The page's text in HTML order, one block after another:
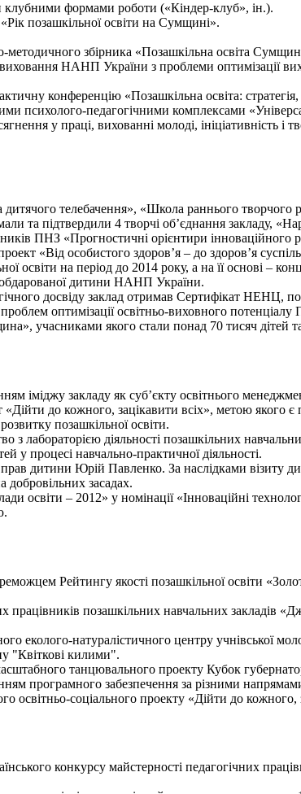
формами роботи («Кіндер-клуб», ін.).
позашкільної освіти на Сумщині».
збірника «Позашкільна освіта
НАНП України з проблеми оптимізації
конференцію «Позашкільна освіта: стратегія,
психолого-педагогічними комплексами
у праці, вихованні молоді,
телебачення», «Школа раннього творчого
та підтвердили 4 творчі об’єднання закладу,
ПНЗ «Прогностичні орієнтири інноваційного
«Від особистого здоров’я – до здоров’я
освіти на період до 2014 року, а на її основі –
дитини НАНП України.
досвіду заклад отримав Сертифікат НЕНЦ,
оптимізації освітньо-виховного потенціалу
учасниками якого стали понад 70 тисяч дітей
іміджу закладу як суб’єкту освітнього
«Дійти до кожного, зацікавити всіх», метою якого
позашкільної освіти.
з лабораторією діяльності позашкільних
у процесі навчально-практичної діяльності.
дитини Юрій Павленко. За наслідками
добровільних засадах.
освіти – 2012» у номінації «Інноваційні
Рейтингу якості позашкільної освіти
працівників позашкільних навчальних закладів
еколого-натуралістичного центру учнівської
"Квіткові килими".
танцювального проекту Кубок
програмного забезпечення за різними
освітньо-соціального проекту «Дійти до кожного,
конкурсу майстерності педагогічних